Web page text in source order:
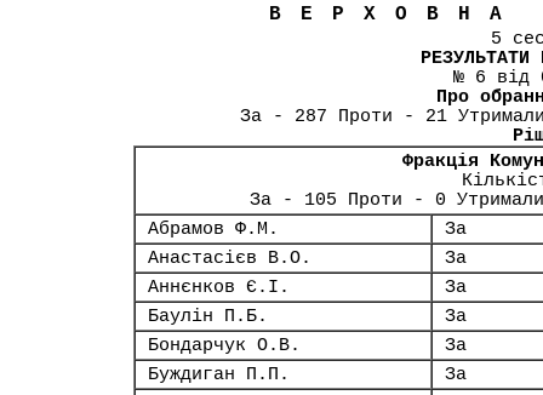
5
РЕЗУЛЬТАТИ
№ 6 від
Про
За - 287 Проти - 21
Фракція
За - 105 Проти - 0
Абрамов Ф.М.
За
Анастасієв В.О.
За
Аннєнков Є.І.
За
Баулін П.Б.
За
Бондарчук О.В.
За
Буждиган П.П.
За